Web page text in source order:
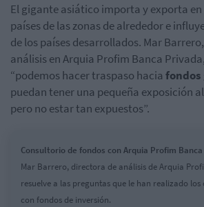
El gigante asiático importa y exporta en
países de las zonas de alrededor e
de los países desarrollados. Mar
análisis en Arquia Profim Banca
“podemos hacer traspaso hacia fondos
puedan tener una pequeña exposición
pero no estar tan expuestos”.
Consultorio de fondos con Arquia Profim
Mar Barrero, directora de análisis de Arquia
resuelve a las preguntas que le han realizado
con fondos de inversión.